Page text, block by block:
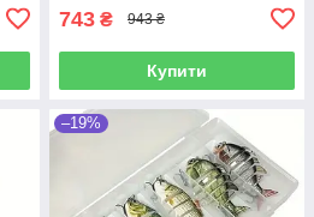
743 ₴ 943 ₴
Купити
–19%